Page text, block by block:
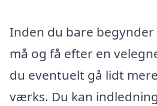
Inden du bare
må og få efter en
du eventuelt gå lidt
værks. Du kan